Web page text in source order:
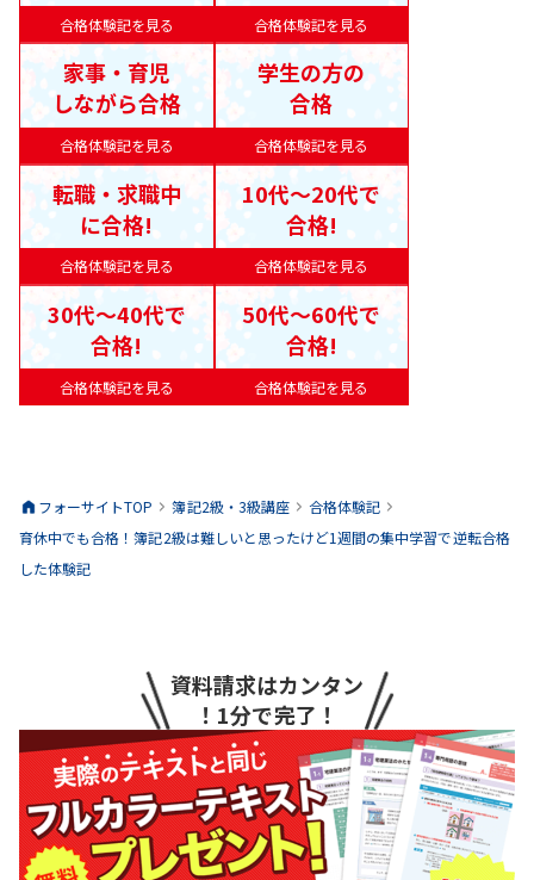
合格体験記を見る 合格体験記を見る
合格体験記を見る
家事・育児
しながら合格
合格体験記を見る
学生の方の
合格
合格体験記を見る
転職・求職中
に合格!
合格体験記を見る
10代〜20代で
合格!
合格体験記を見る
30代〜40代で
合格!
合格体験記を見る
50代〜60代で
合格!
フォーサイトTOP 簿記2級・3級講座
合格体験記
育休中でも合格！簿記2級は難しいと思ったけど1週間の集中学習で逆転合格
した体験記
資料請求はカンタン
！1分で完了！